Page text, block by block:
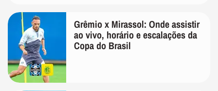
Grêmio x Mirassol: Onde assistir
ao vivo, horário e escalações da
Copa do Brasil